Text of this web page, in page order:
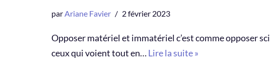
parAriane Favier 2 février 2023
Opposer matériel et immatériel c’est comme opposer
ceux qui voient tout en…Lire la suite »